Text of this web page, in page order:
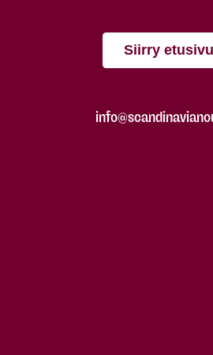
Siirry